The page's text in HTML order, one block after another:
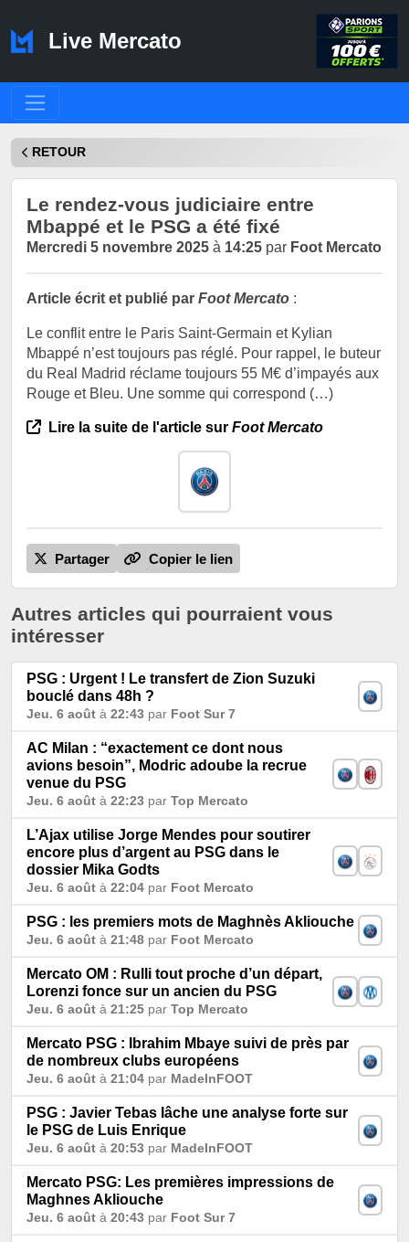
Live Mercato
RETOUR
Le rendez-vous judiciaire entre
Mbappé et le PSG a été fixé
Mercredi 5 novembre 2025 à 14:25 par Foot Mercato
Article écrit et publié par Foot Mercato :
Le conflit entre le Paris Saint-Germain et Kylian
Mbappé n’est toujours pas réglé. Pour rappel, le buteur
du Real Madrid réclame toujours 55 M€ d’impayés aux
Rouge et Bleu. Une somme qui correspond (…)
Lire la suite de l'article sur Foot Mercato
Partager Copier le lien
Autres articles qui pourraient vous
intéresser
PSG : Urgent ! Le transfert de Zion Suzuki
bouclé dans 48h ?
Jeu. 6 août à 22:43 par Foot Sur 7
AC Milan : “exactement ce dont nous
avions besoin”, Modric adoube la recrue
venue du PSG
Jeu. 6 août à 22:23 par Top Mercato
L’Ajax utilise Jorge Mendes pour soutirer
encore plus d’argent au PSG dans le
dossier Mika Godts
Jeu. 6 août à 22:04 par Foot Mercato
PSG : les premiers mots de Maghnès Akliouche
Jeu. 6 août à 21:48 par Foot Mercato
Mercato OM : Rulli tout proche d’un départ,
Lorenzi fonce sur un ancien du PSG
Jeu. 6 août à 21:25 par Top Mercato
Mercato PSG : Ibrahim Mbaye suivi de près par
de nombreux clubs européens
Jeu. 6 août à 21:04 par MadeInFOOT
PSG : Javier Tebas lâche une analyse forte sur
le PSG de Luis Enrique
Jeu. 6 août à 20:53 par MadeInFOOT
Mercato PSG: Les premières impressions de
Maghnes Akliouche
Jeu. 6 août à 20:43 par Foot Sur 7